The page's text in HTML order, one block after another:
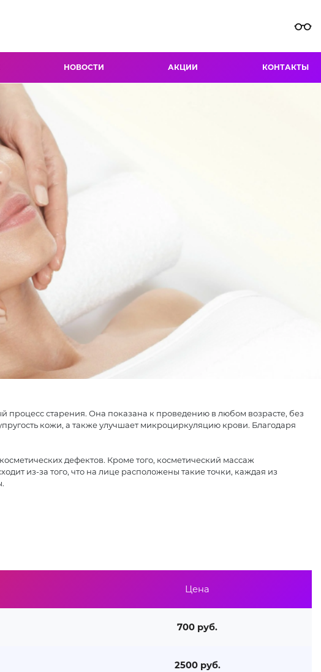
НОВОСТИ АКЦИИ КОНТАКТЫ
старения. Она показана к проведению в любом возрасте, без
кожи, а также улучшает микроциркуляцию крови. Благодаря
дефектов. Кроме того, косметический массаж
из-за того, что на лице расположены такие точки, каждая из
Цена
700 руб.
2500 руб.